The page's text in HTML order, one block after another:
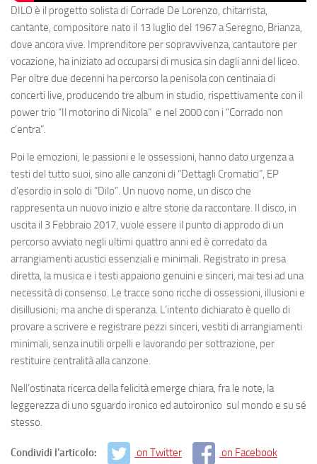
DILO è il progetto solista di Corrade De Lorenzo, chitarrista,
cantante, compositore nato il 13 luglio del 1967 a Seregno, Brianza,
dove ancora vive. Imprenditore per sopravvivenza, cantautore per
vocazione, ha iniziato ad occuparsi di musica sin dagli anni del liceo.
Per oltre due decenni ha percorso la penisola con centinaia di
concerti live, producendo tre album in studio, rispettivamente con il
power trio “Il motorino di Nicola” e nel 2000 con i “Corrado non
c’entra”.
Poi le emozioni, le passioni e le ossessioni, hanno dato urgenza a
testi del tutto suoi, sino alle canzoni di “Dettagli Cromatici”, EP
d’esordio in solo di “Dilo”. Un nuovo nome, un disco che
rappresenta un nuovo inizio e altre storie da raccontare. Il disco, in
uscita il 3 Febbraio 2017, vuole essere il punto di approdo di un
percorso avviato negli ultimi quattro anni ed è corredato da
arrangiamenti acustici essenziali e minimali. Registrato in presa
diretta, la musica e i testi appaiono genuini e sinceri, mai tesi ad una
necessità di consenso. Le tracce sono ricche di ossessioni, illusioni e
disillusioni; ma anche di speranza. L’intento dichiarato è quello di
provare a scrivere e registrare pezzi sinceri, vestiti di arrangiamenti
minimali, senza inutili orpelli e lavorando per sottrazione, per
restituire centralità alla canzone.
Nell’ostinata ricerca della felicità emerge chiara, fra le note, la
leggerezza di uno sguardo ironico ed autoironico sul mondo e su sé
stesso.
Condividi l'articolo: on Twitter on Facebook